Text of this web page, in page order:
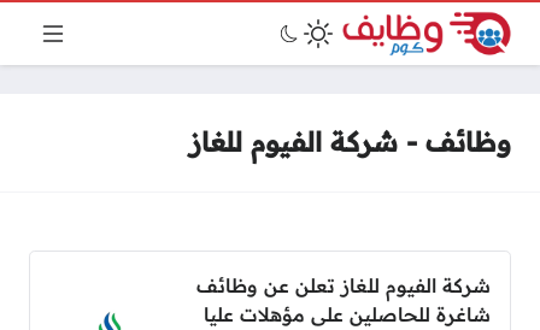
وظائف - شركة الفيوم للغاز
شركة الفيوم للغاز تعلن عن وظائف
شاغرة للحاصلين على مؤهلات عليا